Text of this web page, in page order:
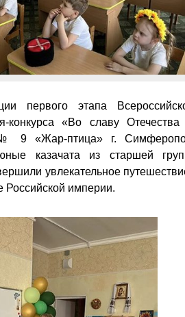
первого этапа
конкурса «Во славу
«Жар-птица» г.
казачата из старшей
увлекательное
Российской империи.